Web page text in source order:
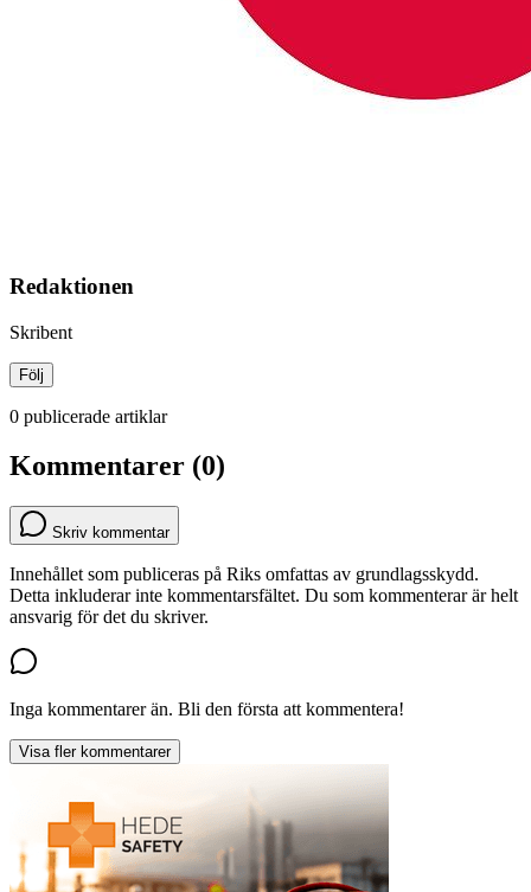
Redaktionen
Skribent
Följ
0 publicerade artiklar
Kommentarer (0)
Skriv kommentar
Innehållet som publiceras på Riks omfattas av grundlagsskydd.
Detta inkluderar inte kommentarsfältet. Du som kommenterar är helt
ansvarig för det du skriver.
Inga kommentarer än. Bli den första att kommentera!
Visa fler kommentarer